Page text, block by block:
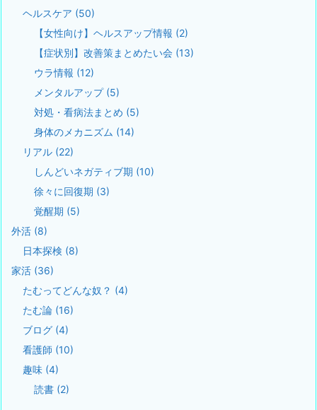
ヘルスケア (50)
【女性向け】ヘルスアップ情報 (2)
【症状別】改善策まとめたい会 (13)
ウラ情報 (12)
メンタルアップ (5)
対処・看病法まとめ (5)
身体のメカニズム (14)
リアル (22)
しんどいネガティブ期 (10)
徐々に回復期 (3)
覚醒期 (5)
外活 (8)
日本探検 (8)
家活 (36)
たむってどんな奴？ (4)
たむ論 (16)
ブログ (4)
看護師 (10)
趣味 (4)
読書 (2)